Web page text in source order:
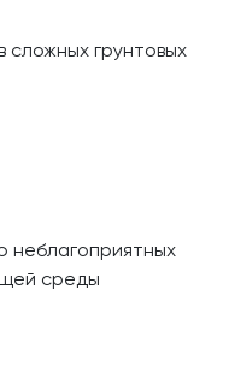
сложных грунтовых
неблагоприятных
среды